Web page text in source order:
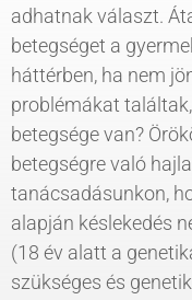
adhatnak választ.
betegséget a
háttérben, ha nem
problémákat
betegsége van?
betegségre való
tanácsadásunkon,
alapján késlekedés
(18 év alatt a
szükséges és